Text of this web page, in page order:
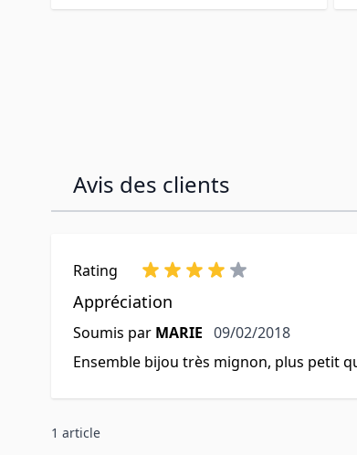
Avis des clients
Rating
Appréciation
Soumis par MARIE 9 février 2018
09/02/2018
Ensemble bijou très mignon, plus petit
1 article